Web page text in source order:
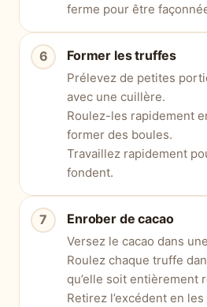
ferme pour être
Former les truffes
Prélevez de petites
avec une cuillère.
Roulez-les rapidement
former des boules.
Travaillez rapidement
fondent.
Enrober de cacao
Versez le cacao dans
Roulez chaque truffe
qu’elle soit entièrement
Retirez l’excédent en